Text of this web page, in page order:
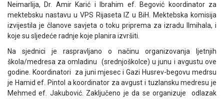
Neimarlija, Dr. Amir Karić i Ibrahim ef. Begović koordinator za
mektebsku nastavu u VPS Rijaseta IZ u BiH. Mektebska komisija
izvijestila je članove savjeta o toku priprema za izradu Ilmihala, i
koje su sljedeće radnje koje planira izvršiti.
Na sjednici je raspravljano o načinu organizovanja ljetnjih
škola/medresa za omladinu (srednjoškolce) u junu i avgustu ove
godine. Koordinatori za juni mjesec i Gazi Husrev-begovu medrsu
je Hamid ef. Pintol a koordinator za avgust i tuzlansku medresu je
Mehmed ef. Jakubović. Zaključeno je da se organizuje odlazak